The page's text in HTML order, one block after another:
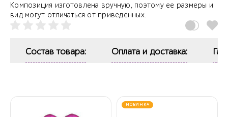
Композиция изготовлена вручную, поэтому ее размеры и
вид могут отличаться от приведенных.
Состав товара: Оплата и доставка:
НОВИНКА